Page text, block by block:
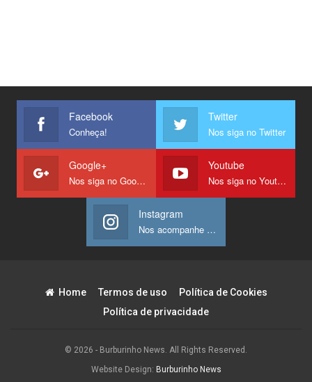
Facebook
Conheça!
Twitter
Nos siga no Twitter
Google+
Nos siga no Google +
Youtube
Nos siga no Youtube
Instagram
Nos acompanhe no Instagram
Home Termos de uso
Política de Cookies
Política de privacidade
© 2026 - Burburinho News. All Rights Reserved.
Website Design: Burburinho News